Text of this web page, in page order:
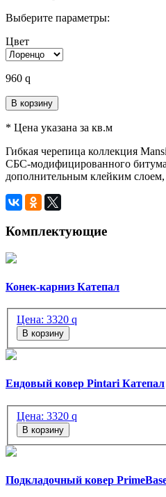
Выберите параметры:
Цвет
960 q
В корзину
* Цена указана за кв.м
Гибкая черепица коллекция
СБС-модифицированного битума,
дополнительным клейким
Комплектующие
Конек-карниз Катепал
Цена: 3320 q
В корзину
Ендовый ковер Pintari Катепал
Цена: 3320 q
В корзину
Подкладочный ковер